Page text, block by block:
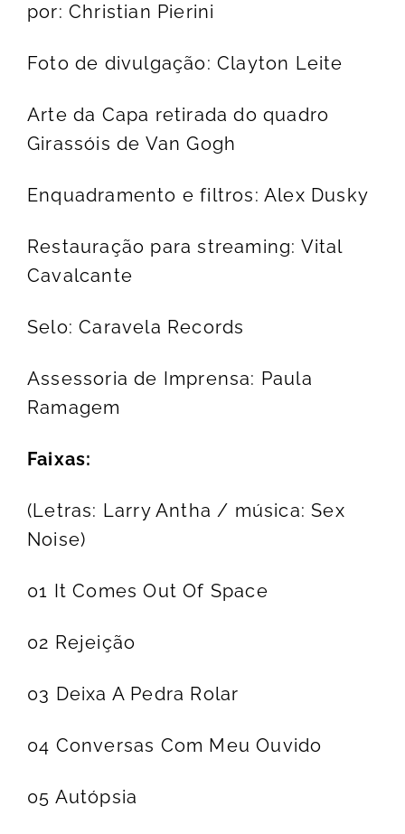
por: Christian Pierini
Foto de divulgação: Clayton Leite
Arte da Capa retirada do quadro
Girassóis de Van Gogh
Enquadramento e filtros: Alex Dusky
Restauração para streaming: Vital
Cavalcante
Selo: Caravela Records
Assessoria de Imprensa: Paula
Ramagem
Faixas:
(Letras: Larry Antha / música: Sex
Noise)
01 It Comes Out Of Space
02 Rejeição
03 Deixa A Pedra Rolar
04 Conversas Com Meu Ouvido
05 Autópsia